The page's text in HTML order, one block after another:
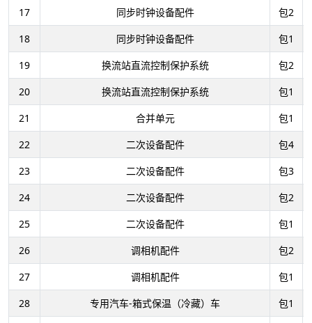
17
同步时钟设备配件
包2
18
同步时钟设备配件
包1
19
换流站直流控制保护系统
包2
20
换流站直流控制保护系统
包1
21
合并单元
包1
22
二次设备配件
包4
23
二次设备配件
包3
24
二次设备配件
包2
25
二次设备配件
包1
26
调相机配件
包2
27
调相机配件
包1
28
专用汽车-箱式保温（冷藏）车
包1